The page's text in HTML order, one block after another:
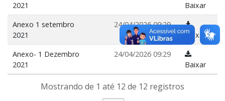
2021
Baixar
Anexo 1 setembro
2021
24/04/2026 09:29
Baixar
Anexo- 1 Dezembro
2021
24/04/2026 09:29
Baixar
Mostrando de 1 até 12 de 12 registros